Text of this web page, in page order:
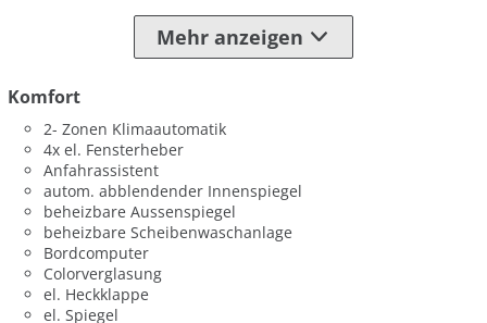
Mehr anzeigen
Komfort
2- Zonen Klimaautomatik
4x el. Fensterheber
Anfahrassistent
autom. abblendender Innenspiegel
beheizbare Aussenspiegel
beheizbare Scheibenwaschanlage
Bordcomputer
Colorverglasung
el. Heckklappe
el. Spiegel